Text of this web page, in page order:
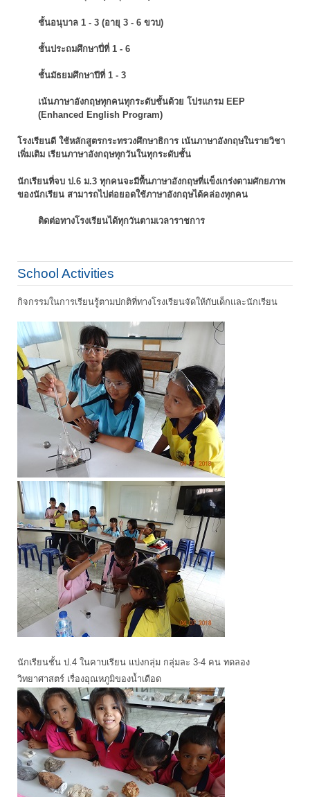
ชั้นอนุบาล 1 - 3 (อายุ 3 - 6 ขวบ)
ชั้นประถมศึกษาปี่ที่ 1 - 6
ชั้นมัธยมศึกษาปีที่ 1 - 3
เน้นภาษาอังกฤษทุกคนทุกระดับชั้นด้วย โปรแกรม EEP
(Enhanced English Program)
โรงเรียนดี ใช้หลักสูตรกระทรวงศึกษาธิการ เน้นภาษาอังกฤษในรายวิชา
เพิ่มเติม เรียนภาษาอังกฤษทุกวันในทุกระดับชั้น
นักเรียนที่จบ ป.6 ม.3 ทุกคนจะมีพื้นภาษาอังกฤษที่แข็งเกร่งตามศักยภาพ
ของนักเรียน สามารถไปต่อยอดใช้ภาษาอังกฤษได้คล่องทุกคน
ติดต่อทางโรงเรียนได้ทุกวันตามเวลาราชการ
School Activities
กิจกรรมในการเรียนรู้ตามปกติที่ทางโรงเรียนจัดให้กับเด็กและนักเรียน
นักเรียนชั้น ป.4 ในคาบเรียน แบ่งกลุ่ม กลุ่มละ 3-4 คน ทดลอง
วิทยาศาสตร์ เรื่องอุณหภูมิของน้ำเดือด